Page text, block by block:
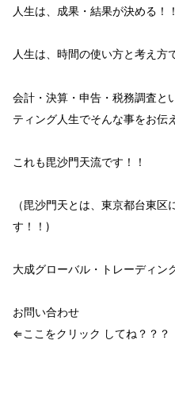
人生は、 成果・結果が決める！！
人生は、 時間の使い方と考え方
会計・決算・申告・税務調査と
ティング人生でそんな事をお伝
これも毘沙門天流です！！
（毘沙門天とは、東京都台東
す！！)
大成グローバル・トレーディン
お問い合わせ
⇐ここをクリック してね？？？